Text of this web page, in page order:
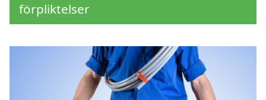
förpliktelser